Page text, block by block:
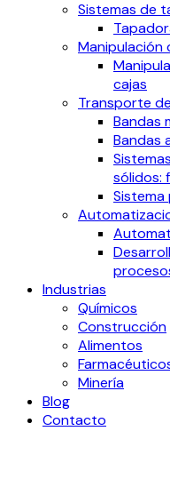
Sistemas de
Manipulación
cajas
Transporte
Bandas
Bandas
sólidos:
Sistema
Industrias
Químicos
Construcción
Alimentos
Minería
Blog
Contacto